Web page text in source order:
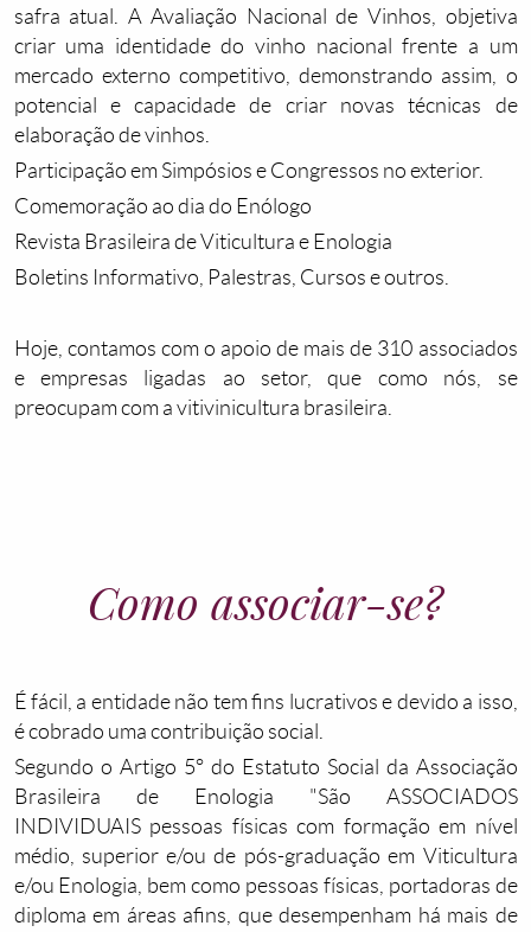
safra atual. A Avaliação Nacional de Vinhos, objetiva
criar uma identidade do vinho nacional frente a um
mercado externo competitivo, demonstrando assim, o
potencial e capacidade de criar novas técnicas de
elaboração de vinhos.
Participação em Simpósios e Congressos no exterior.
Comemoração ao dia do Enólogo
Revista Brasileira de Viticultura e Enologia
Boletins Informativo, Palestras, Cursos e outros.
Hoje, contamos com o apoio de mais de 310 associados
e empresas ligadas ao setor, que como nós, se
preocupam com a vitivinicultura brasileira.
Como associar-se?
É fácil, a entidade não tem fins lucrativos e devido a isso,
é cobrado uma contribuição social.
Segundo o Artigo 5° do Estatuto Social da Associação
Brasileira de Enologia "São ASSOCIADOS
INDIVIDUAIS pessoas físicas com formação em nível
médio, superior e/ou de pós-graduação em Viticultura
e/ou Enologia, bem como pessoas físicas, portadoras de
diploma em áreas afins, que desempenham há mais de